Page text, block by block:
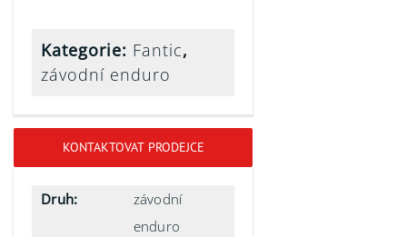
Kategorie: Fantic,
závodní enduro
KONTAKTOVAT PRODEJCE
Druh:
závodní
enduro